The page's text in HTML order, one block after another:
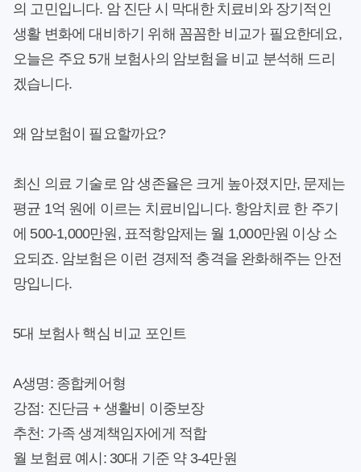
의 고민입니다. 암 진단 시 막대한 치료비와 장기적인
생활 변화에 대비하기 위해 꼼꼼한 비교가 필요한데요,
오늘은 주요 5개 보험사의 암보험을 비교 분석해 드리
겠습니다.
왜 암보험이 필요할까요?
최신 의료 기술로 암 생존율은 크게 높아졌지만, 문제는
평균 1억 원에 이르는 치료비입니다. 항암치료 한 주기
에 500-1,000만원, 표적항암제는 월 1,000만원 이상 소
요되죠. 암보험은 이런 경제적 충격을 완화해주는 안전
망입니다.
5대 보험사 핵심 비교 포인트
A생명: 종합케어형
강점: 진단금 + 생활비 이중보장
추천: 가족 생계책임자에게 적합
월 보험료 예시 : 30대 기준 약 3-4만원